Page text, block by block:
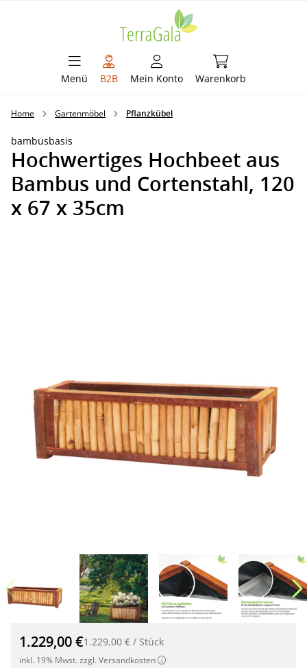
Menü B2B Mein Konto Warenkorb
Warenkorb
Home Gartenmöbel Pflanzkübel
bambusbasis
Hochwertiges Hochbeet aus
Bambus und Cortenstahl, 120
x 67 x 35cm
Hochwertiges Hochbeet aus Bambus und Cortenstahl, 120 x
1.229,00 €1.229,00 € / Stück
inkl. 19% Mwst. zzgl. Versandkosten